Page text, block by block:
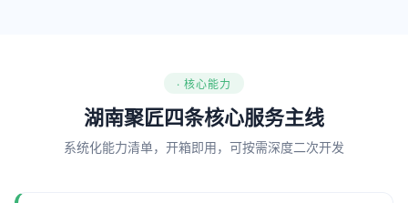
· 核心能力
湖南聚匠四条核心服务主线
系统化能力清单，开箱即用，可按需深度二次开发